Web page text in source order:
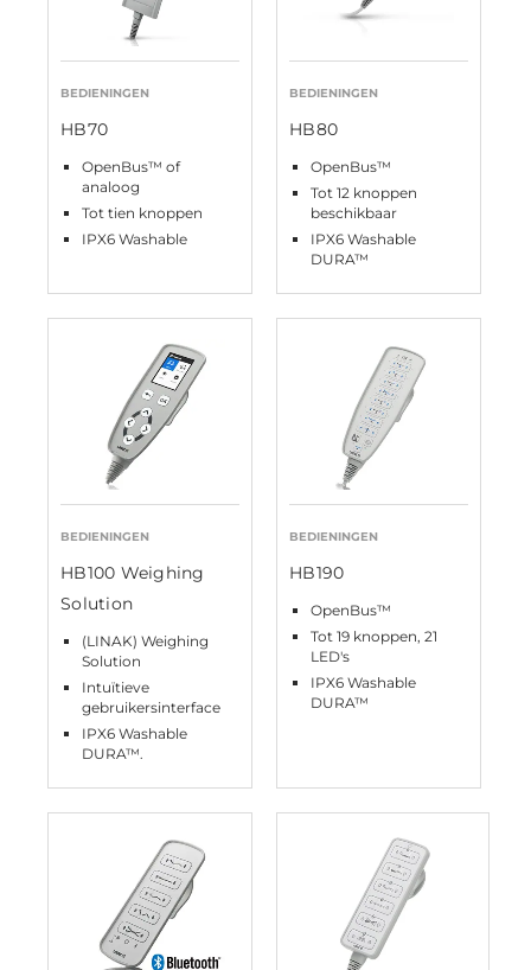
BEDIENINGEN
HB70
OpenBus™ of
analoog
Tot tien knoppen
IPX6 Washable
BEDIENINGEN
HB80
OpenBus™
Tot 12 knoppen
beschikbaar
IPX6 Washable
DURA™
BEDIENINGEN
HB100 Weighing
Solution
(LINAK) Weighing
Solution
Intuïtieve
gebruikersinterface
IPX6 Washable
DURA™.
BEDIENINGEN
HB190
OpenBus™
Tot 19 knoppen, 21
LED's
IPX6 Washable
DURA™